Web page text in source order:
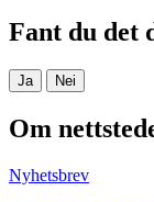
Fant du det
Ja Nei
Om
Nyhetsbrev